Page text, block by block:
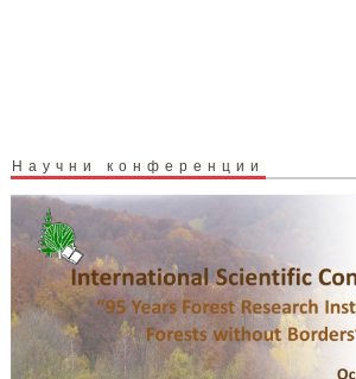
Научни конференции